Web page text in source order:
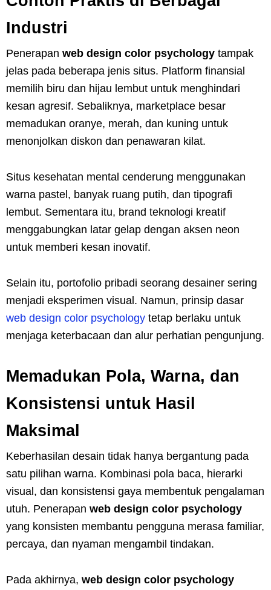
Industri
Penerapan web design color psychology tampak
jelas pada beberapa jenis situs. Platform finansial
memilih biru dan hijau lembut untuk menghindari
kesan agresif. Sebaliknya, marketplace besar
memadukan oranye, merah, dan kuning untuk
menonjolkan diskon dan penawaran kilat.
Situs kesehatan mental cenderung menggunakan
warna pastel, banyak ruang putih, dan tipografi
lembut. Sementara itu, brand teknologi kreatif
menggabungkan latar gelap dengan aksen neon
untuk memberi kesan inovatif.
Selain itu, portofolio pribadi seorang desainer sering
menjadi eksperimen visual. Namun, prinsip dasar
web design color psychology tetap berlaku untuk
menjaga keterbacaan dan alur perhatian pengunjung.
Memadukan Pola, Warna, dan
Konsistensi untuk Hasil
Maksimal
Keberhasilan desain tidak hanya bergantung pada
satu pilihan warna. Kombinasi pola baca, hierarki
visual, dan konsistensi gaya membentuk pengalaman
utuh. Penerapan web design color psychology
yang konsisten membantu pengguna merasa familiar,
percaya, dan nyaman mengambil tindakan.
Pada akhirnya, web design color psychology